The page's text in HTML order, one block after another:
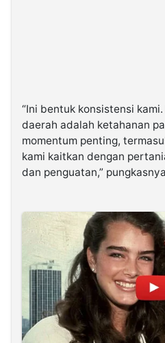
“Ini bentuk konsistensi
daerah adalah ketahanan
momentum penting,
kami kaitkan dengan
dan penguatan,”